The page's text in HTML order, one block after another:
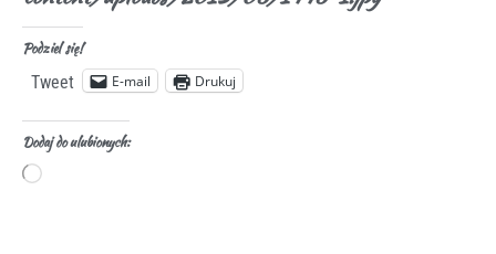
Podziel się!
Tweet E-mail Drukuj
Dodaj do ulubionych: